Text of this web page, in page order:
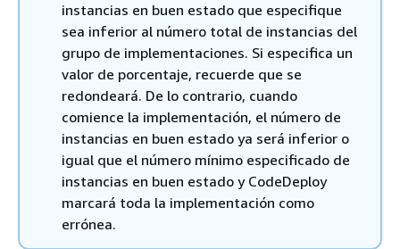
instancias en buen estado que especifique
sea inferior al número total de instancias del
grupo de implementaciones. Si especifica un
valor de porcentaje, recuerde que se
redondeará. De lo contrario, cuando
comience la implementación, el número de
instancias en buen estado ya será inferior o
igual que el número mínimo especificado de
instancias en buen estado y CodeDeploy
marcará toda la implementación como
errónea.